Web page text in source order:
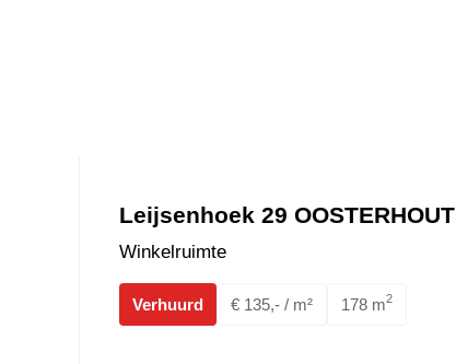
Leijsenhoek 29 OOSTERHOUT
Winkelruimte
Verhuurd € 135,- / m² 178 m2